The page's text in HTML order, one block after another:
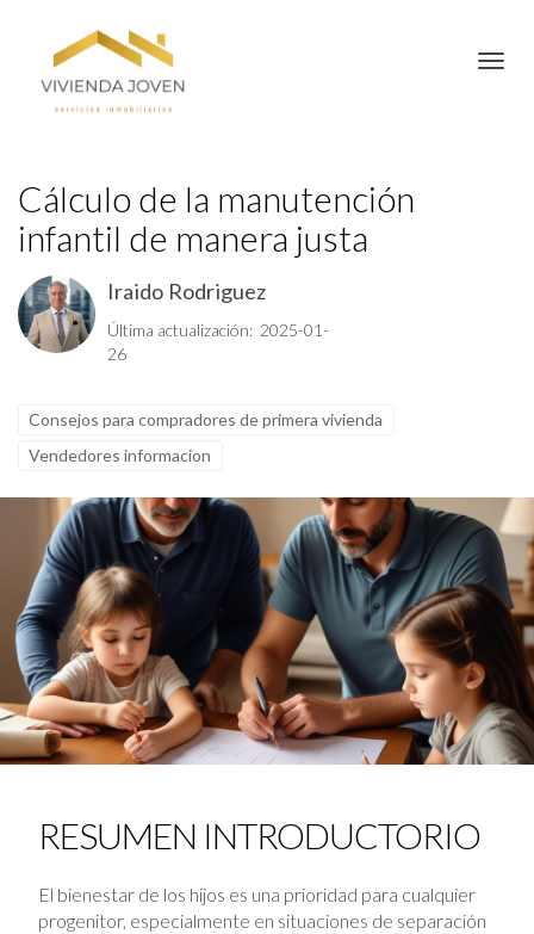
Cálculo de la manutención
infantil de manera justa
Iraido Rodriguez
Última actualización: 2025-01-
26
Consejos para compradores de primera vivienda
Vendedores informacion
RESUMEN INTRODUCTORIO
El bienestar de los hijos es una prioridad para cualquier
progenitor, especialmente en situaciones de separación